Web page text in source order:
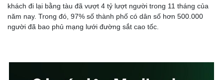
khách đi lại bằng tàu đã vượt 4 tỷ lượt người trong 11 tháng của
năm nay. Trong đó, 97% số thành phố có dân số hơn 500.000
người đã bao phủ mạng lưới đường sắt cao tốc.